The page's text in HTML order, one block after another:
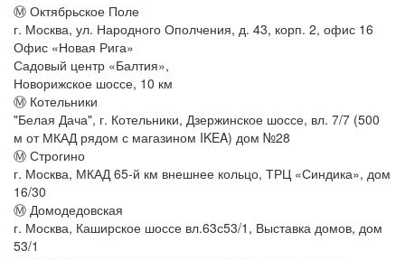
Ⓜ Октябрьское Поле
г. Москва, ул. Народного Ополчения, д. 43, корп. 2, офис 16
Офис «Новая Рига»
Садовый центр «Балтия»,
Новорижское шоссе, 10 км
Ⓜ Котельники
"Белая Дача", г. Котельники, Дзержинское шоссе, вл. 7/7 (500
м от МКАД рядом с магазином IKEA) дом №28
Ⓜ Строгино
г. Москва, МКАД 65-й км внешнее кольцо, ТРЦ «Синдика», дом
16/30
Ⓜ Домодедовская
г. Москва, Каширское шоссе вл.63с53/1, Выставка домов, дом
53/1